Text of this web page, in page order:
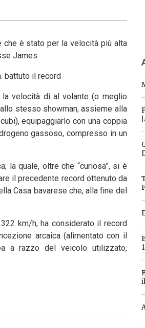
che è stato per la velocità più alta
James
battuto il record
velocità di al volante (o meglio
stesso showman, assieme alla
equipaggiarlo con una coppia
gassoso, compresso in un
la quale, oltre che “curiosa”, si è
il precedente record ottenuto da
Casa bavarese che, alla fine del
km/h, ha considerato il record
arcaica (alimentato con il
a razzo del veicolo utilizzato,